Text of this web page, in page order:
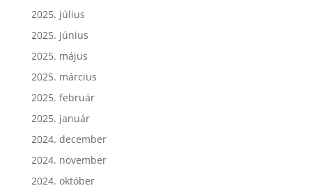
2025. július
2025. június
2025. május
2025. március
2025. február
2025. január
2024. december
2024. november
2024. október